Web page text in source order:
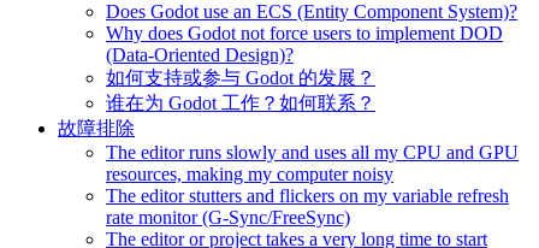
Does Godot use an ECS (Entity Component System)?
Why does Godot not force users to implement DOD
(Data-Oriented Design)?
如何支持或参与 Godot 的发展？
谁在为 Godot 工作？如何联系？
故障排除
The editor runs slowly and uses all my CPU and GPU
resources, making my computer noisy
The editor stutters and flickers on my variable refresh
rate monitor (G-Sync/FreeSync)
The editor or project takes a very long time to start